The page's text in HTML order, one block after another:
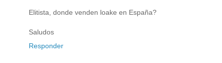
Elitista, donde venden loake en España?
Saludos
Responder